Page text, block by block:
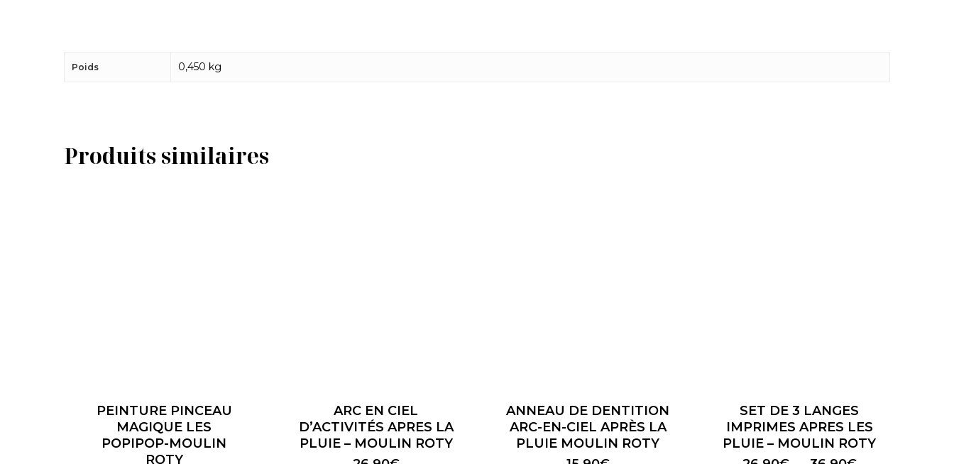
Poids 0,450 kg
Produits similaires
PEINTURE PINCEAU
MAGIQUE LES
POPIPOP-MOULIN
ROTY
ARC EN CIEL
D’ACTIVITÉS APRES LA
PLUIE – MOULIN ROTY
ANNEAU DE DENTITION
ARC-EN-CIEL APRÈS LA
PLUIE MOULIN ROTY
plusieurs
variations.
SET DE 3 LANGES
IMPRIMES APRES LES
PLUIE – MOULIN ROTY